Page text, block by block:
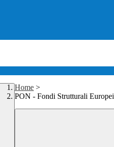
Home >
PON - Fondi Strutturali Europei